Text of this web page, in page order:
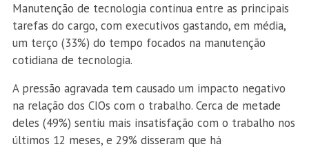
Manutenção de tecnologia continua entre as principais
tarefas do cargo, com executivos gastando, em média,
um terço (33%) do tempo focados na manutenção
cotidiana de tecnologia.
A pressão agravada tem causado um impacto negativo
na relação dos CIOs com o trabalho. Cerca de metade
deles (49%) sentiu mais insatisfação com o trabalho nos
últimos 12 meses, e 29% disseram que há